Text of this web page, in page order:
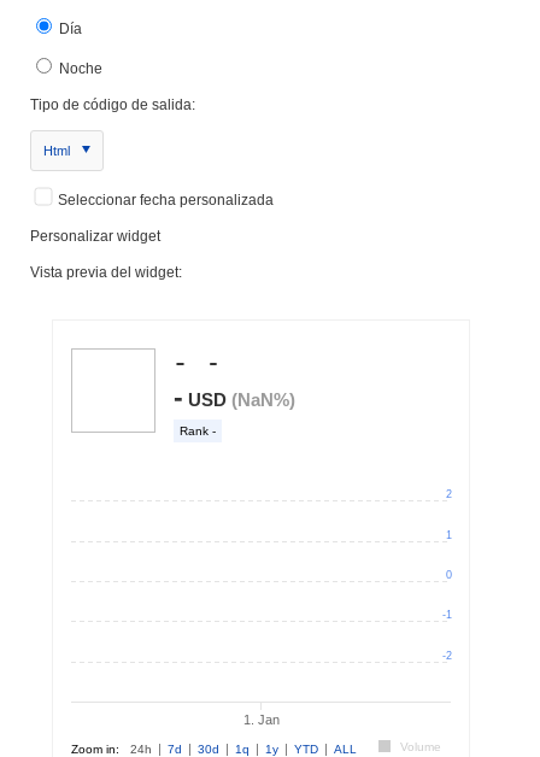
Día
Noche
Tipo de código de salida:
Html
Seleccionar fecha personalizada
Personalizar widget
Vista previa del widget: